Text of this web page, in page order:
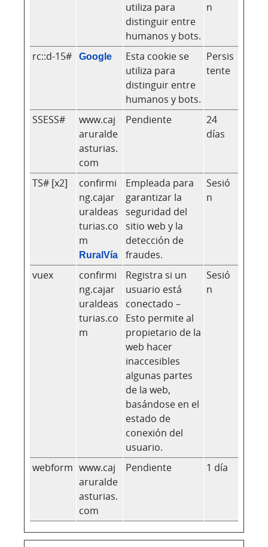
utiliza para
distinguir entre
humanos y bots.
n
rc::d-15# Google
Esta cookie se
utiliza para
distinguir entre
humanos y bots.
Persis
tente
SSESS#
www.caj
aruralde
asturias.
com
Pendiente
24
días
TS# [x2]
confirmi
ng.cajar
uraldeas
turias.co
m
RuralVía
Empleada para
garantizar la
seguridad del
sitio web y la
detección de
fraudes.
Sesió
n
vuex
confirmi
ng.cajar
uraldeas
turias.co
m
Registra si un
usuario está
conectado –
Esto permite al
propietario de la
web hacer
inaccesibles
algunas partes
de la web,
basándose en el
estado de
conexión del
usuario.
Sesió
n
webform www.caj
aruralde
asturias.
com
Pendiente 1 día